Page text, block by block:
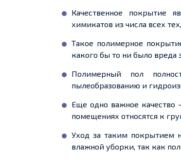
Качественное покрытие
химикатов из числа всех
Такое полимерное
какого бы то ни было
Полимерный пол пол
пылеобразованию и
Еще одно важное качество
помещениях относятся к
Уход за таким покрытием
влажной уборки, так как